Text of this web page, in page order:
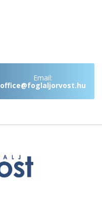
Email:
office@foglaljorvost.hu